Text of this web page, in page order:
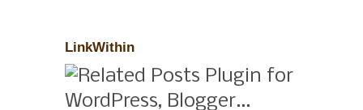
LinkWithin